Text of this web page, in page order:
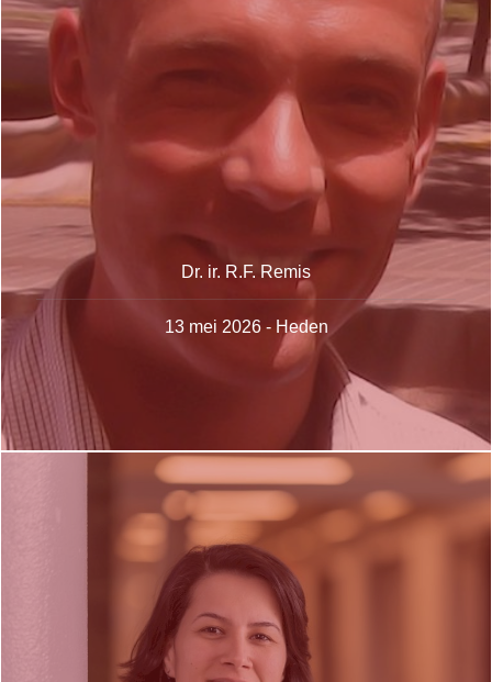
Dr. ir. R.F. Remis
13 mei 2026 - Heden